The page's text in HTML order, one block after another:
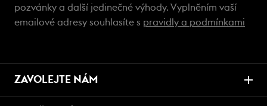
pozvánky a další jedinečné výhody. Vyplněním vaší
emailové adresy souhlasíte s pravidly a podmínkami
ZAVOLEJTE NÁM